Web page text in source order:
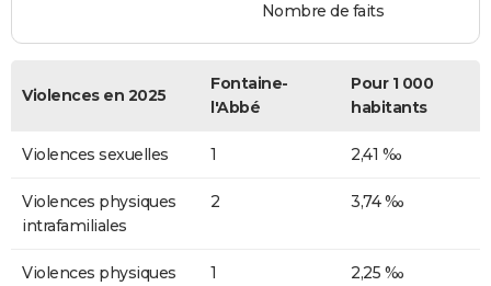
Nombre de faits
Violences en 2025
Fontaine-
l'Abbé
Pour 1 000
habitants
Violences sexuelles 1 2,41 ‰
Violences physiques
intrafamiliales
2 3,74 ‰
Violences physiques
1 2,25 ‰